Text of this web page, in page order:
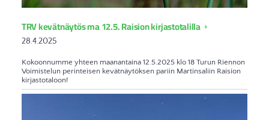
TRV kevätnäytös ma 12.5. Raision kirjastotalilla
28.4.2025
Kokoonnumme yhteen maanantaina 12.5.2025 klo 18 Turun Riennon
Voimistelun perinteisen kevätnäytöksen pariin Martinsaliin Raision
kirjastotaloon!